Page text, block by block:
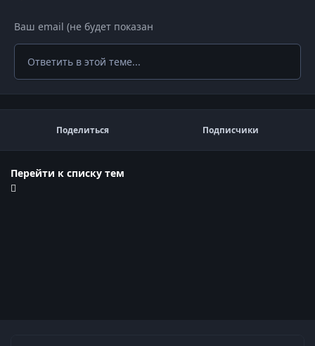
Ответить в этой теме...
Поделиться Подписчики
Перейти к списку тем